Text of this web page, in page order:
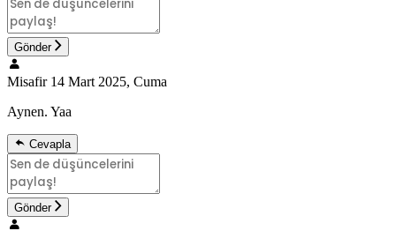
Gönder
Misafir 14 Mart 2025, Cuma
Aynen. Yaa
Cevapla
Gönder